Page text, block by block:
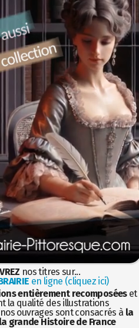
nos titres sur...
en ligne (cliquez ici)
entièrement recomposéeset
la qualité des illustrations
ouvrages sont consacrés à la
grande Histoire de France